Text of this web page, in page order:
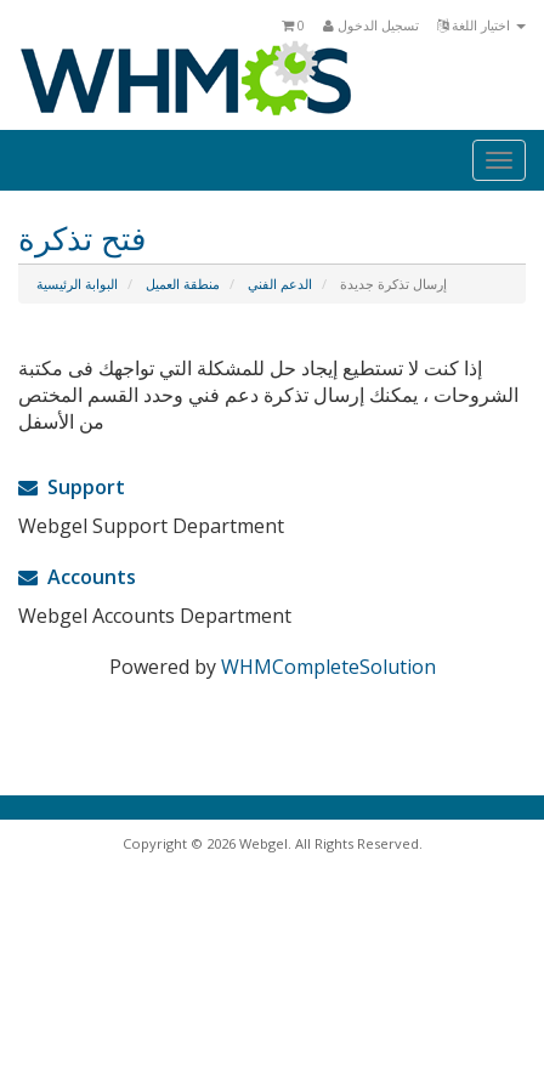
تسجيل الدخول 0
فتح تذكرة
البوابة الرئيسية منطقة العميل الدعم الفني إرسال تذكرة جديدة
إذا كنت لا تستطيع إيجاد حل للمشكلة التي تواجهك فى مكتبة
الشروحات ، يمكنك إرسال تذكرة دعم فني وحدد القسم المختص
من الأسفل
Support
Webgel Support Department
Accounts
Webgel Accounts Department
Powered byWHMCompleteSolution
Copyright © 2026 Webgel. All Rights Reserved.